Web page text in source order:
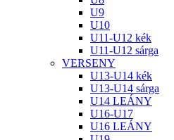
U9
U10
U11-U12 kék
U11-U12 sárga
VERSENY
U13-U14 kék
U13-U14 sárga
U14 LEÁNY
U16-U17
U16 LEÁNY